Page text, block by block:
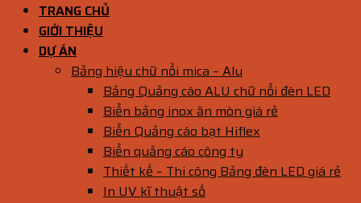
TRANG CHỦ
GIỚI THIỆU
DỰ ÁN
Bảng hiệu chữ nổi mica – Alu
Bảng Quảng cáo ALU chữ nổi đèn LED
Biển bảng inox ăn mòn giá rẻ
Biển Quảng cáo bạt Hiflex
Biển quảng cáo công ty
Thiết kế – Thi công Bảng đèn LED giá rẻ
In UV kĩ thuật số